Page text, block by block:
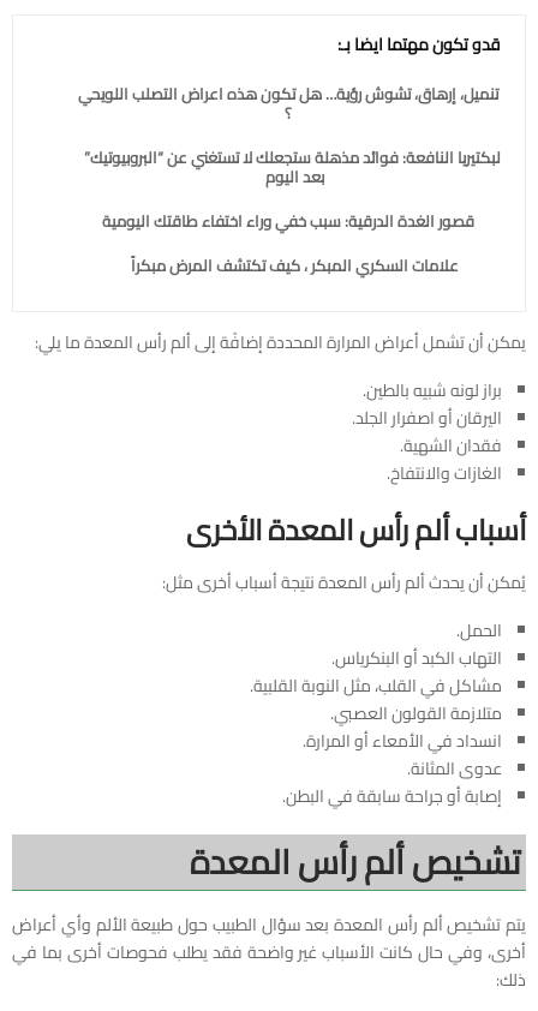
قدو تكون مهتما ايضا بـ:
تنميل، إرهاق، تشوش رؤية… هل تكون هذه اعراض التصلب اللويحي
؟
البكتيريا النافعة: فوائد مذهلة ستجعلك لا تستغني عن “البروبيوتيك”
بعد اليوم
قصور الغدة الدرقية: سبب خفي وراء اختفاء طاقتك اليومية
علامات السكري المبكر ، كيف تكتشف المرض مبكراً
يمكن أن تشمل أعراض المرارة المحددة إضافًة إلى ألم رأس المعدة ما يلي:
براز لونه شبيه بالطين.
اليرقان أو اصفرار الجلد.
فقدان الشهية.
الغازات والانتفاخ.
أسباب ألم رأس المعدة الأخرى
يُمكن أن يحدث ألم رأس المعدة نتيجة أسباب أخرى مثل:
الحمل.
التهاب الكبد أو البنكرياس.
مشاكل في القلب، مثل النوبة القلبية.
متلازمة القولون العصبي.
انسداد في الأمعاء أو المرارة.
عدوى المثانة.
إصابة أو جراحة سابقة في البطن.
تشخيص ألم رأس المعدة
يتم تشخيص ألم رأس المعدة بعد سؤال الطبيب حول طبيعة الألم وأي أعراض
أخرى، وفي حال كانت الأسباب غير واضحة فقد يطلب فحوصات أخرى بما في
ذلك: